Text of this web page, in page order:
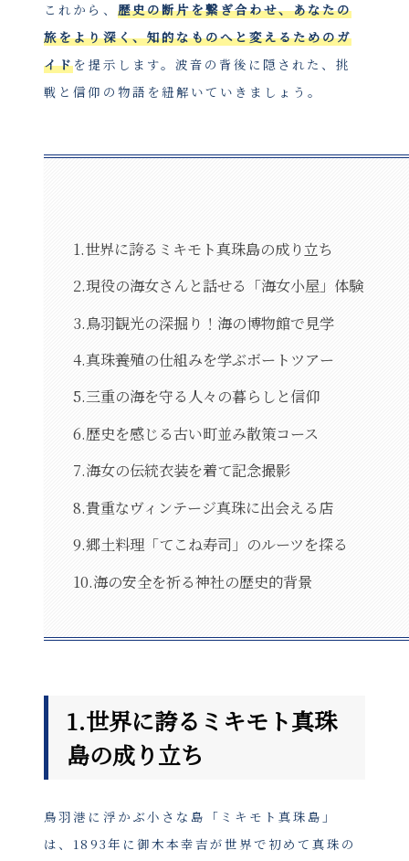
これから、 歴史の断片を繋ぎ合わせ、あなたの
旅をより深く、知的なものへと変えるためのガ
イドを提示します。波音の背後に隠された、挑
戦と信仰の物語を紐解いていきましょう。
1.世界に誇るミキモト真珠島の成り立ち
2.現役の海女さんと話せる「海女小屋」体験
3.鳥羽観光の深掘り！海の博物館で見学
4.真珠養殖の仕組みを学ぶボートツアー
5.三重の海を守る人々の暮らしと信仰
6.歴史を感じる古い町並み散策コース
7.海女の伝統衣装を着て記念撮影
8.貴重なヴィンテージ真珠に出会える店
9.郷土料理「てこね寿司」のルーツを探る
10.海の安全を祈る神社の歴史的背景
1.世界に誇るミキモト真珠
島の成り立ち
鳥羽港に浮かぶ小さな島「ミキモト真珠島」
は、1893年に御木本幸吉が世界で初めて真珠の